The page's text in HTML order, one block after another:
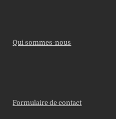
Qui sommes-nous
Formulaire de contact